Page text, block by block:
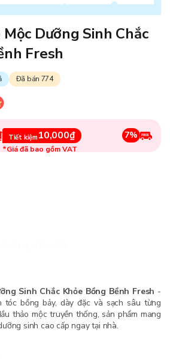
Dưỡng Sinh Chắc
Fresh
Đã bán 774
Tiết kiệm10,000₫
*Giá đã bao gồm VAT
7%
Sinh Chắc Khỏe Bồng Bềnh Fresh -
bồng bảy, dày đặc và sạch sâu từng
thảo mộc truyền thống, sản phẩm mang
sinh cao cấp ngay tại nhà.